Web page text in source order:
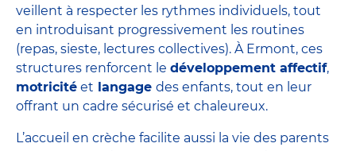
veillent à respecter les rythmes individuels, tout
en introduisant progressivement les routines
(repas, sieste, lectures collectives). À Ermont, ces
structures renforcent le développement affectif,
motricité et langage des enfants, tout en leur
offrant un cadre sécurisé et chaleureux.
L’accueil en crèche facilite aussi la vie des parents